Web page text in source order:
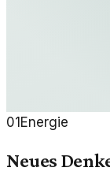
01 Energie
Neues